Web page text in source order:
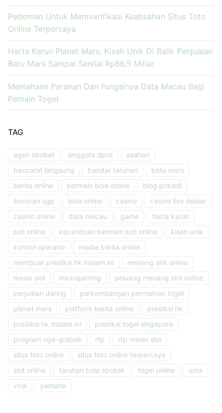
Pedoman Untuk Memverifikasi Keabsahan Situs Toto
Online Terpercaya
Harta Karun Planet Mars, Kisah Unik Di Balik Penjualan
Batu Mars Sampai Senilai Rp86,5 Miliar
Memahami Peranan Dan Fungsinya Data Macau Bagi
Pemain Togel
TAG
agen sbobet anggota dprd
asahan
baccarat langsung
bandar taruhan
batu mars
berita online
bermain bola online
blog pribadi
bocoran sgp
bola online casino
casino live dealer
casino online
data macau game
harta karun
judi online
kecanduan bermain judi online
kisah unik
kontrol operator
media berita online
membuat prediksi hk malam ini
menang slot online
mesin slot
microgaming
peluang menang slot online
perjudian daring
perkembangan permainan togel
planet mars
platform berita online
prediksi hk
prediksi hk malam ini
prediksi togel singapore
program nge-grebek
rtp
rtp mesin slot
situs toto online
situs toto online terpercaya
slot online
taruhan bola sbobet togel online
unta
viral
yamaha